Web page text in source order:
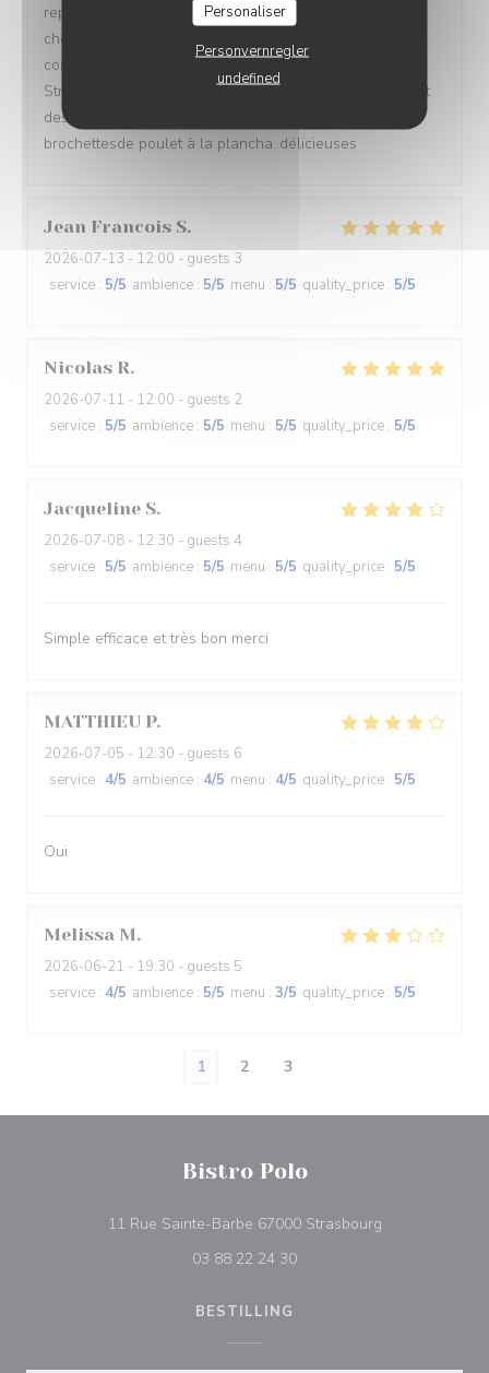
Personaliser
Personvernregler
undefined
repas sont très bons: du fait maison, copieux pour pas
cher. On apprécie les plats qui n arrivent pas à peine
commandés comme dans certains restaurants de
Strasbourg où c est du réchauffé. Là on voit que ce sont
des produits frais cuisinés. Je recommande les
brochettesde poulet à la plancha..délicieuses
Jean Francois S
2026-07-13 - 12:00 - guests 3
service : 5/5 ambience : 5/5 menu : 5/5 quality_price : 5/5
Nicolas R
2026-07-11 - 12:00 - guests 2
service : 5/5 ambience : 5/5 menu : 5/5 quality_price : 5/5
Jacqueline S
2026-07-08 - 12:30 - guests 4
service : 5/5 ambience : 5/5 menu : 5/5 quality_price : 5/5
Simple efficace et très bon merci
MATTHIEU P
2026-07-05 - 12:30 - guests 6
service : 4/5 ambience : 4/5 menu : 4/5 quality_price : 5/5
Oui
Melissa M
2026-06-21 - 19:30 - guests 5
service : 4/5 ambience : 5/5 menu : 3/5 quality_price : 5/5
1 2 3
Bistro Polo
11 Rue Sainte-Barbe 67000 Strasbourg((åpner i et nytt
03 88 22 24 30
BESTILLING